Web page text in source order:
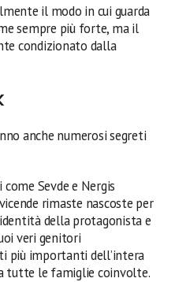
il modo in cui guarda
sempre più forte, ma il
condizionato dalla
anche numerosi segreti
Sevde e Nergis
rimaste nascoste per
della protagonista e
veri genitori
più importanti dell’intera
tutte le famiglie coinvolte.